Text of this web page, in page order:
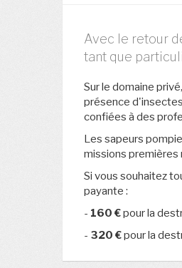
Avec le retour
tant que
Sur le domaine
présence
confiées à des
Les sapeurs
missions premières
Si vous souhaitez
payante :
- 160 €pour la
- 320 €pour la